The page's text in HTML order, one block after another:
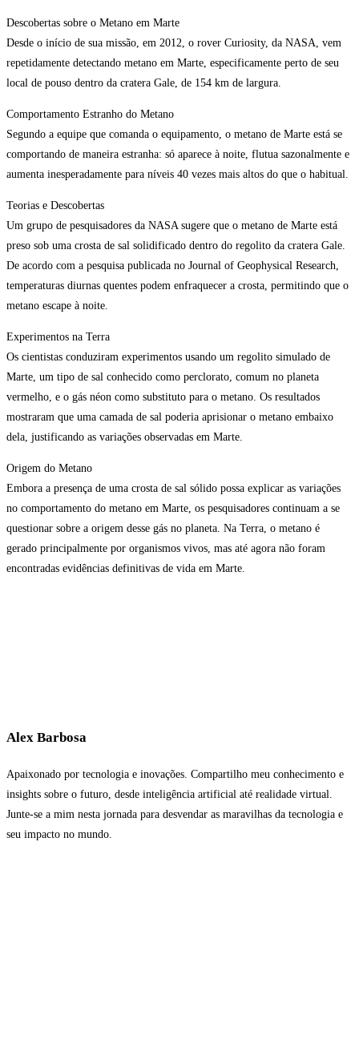
Descobertas sobre o Metano em Marte
Desde o início de sua missão, em 2012, o rover Curiosity, da NASA, vem
repetidamente detectando metano em Marte, especificamente perto de seu
local de pouso dentro da cratera Gale, de 154 km de largura.
Comportamento Estranho do Metano
Segundo a equipe que comanda o equipamento, o metano de Marte está se
comportando de maneira estranha: só aparece à noite, flutua sazonalmente e
aumenta inesperadamente para níveis 40 vezes mais altos do que o habitual.
Teorias e Descobertas
Um grupo de pesquisadores da NASA sugere que o metano de Marte está
preso sob uma crosta de sal solidificado dentro do regolito da cratera Gale.
De acordo com a pesquisa publicada no Journal of Geophysical Research,
temperaturas diurnas quentes podem enfraquecer a crosta, permitindo que o
metano escape à noite.
Experimentos na Terra
Os cientistas conduziram experimentos usando um regolito simulado de
Marte, um tipo de sal conhecido como perclorato, comum no planeta
vermelho, e o gás néon como substituto para o metano. Os resultados
mostraram que uma camada de sal poderia aprisionar o metano embaixo
dela, justificando as variações observadas em Marte.
Origem do Metano
Embora a presença de uma crosta de sal sólido possa explicar as variações
no comportamento do metano em Marte, os pesquisadores continuam a se
questionar sobre a origem desse gás no planeta. Na Terra, o metano é
gerado principalmente por organismos vivos, mas até agora não foram
encontradas evidências definitivas de vida em Marte.
Alex Barbosa
Apaixonado por tecnologia e inovações. Compartilho meu conhecimento e
insights sobre o futuro, desde inteligência artificial até realidade virtual.
Junte-se a mim nesta jornada para desvendar as maravilhas da tecnologia e
seu impacto no mundo.